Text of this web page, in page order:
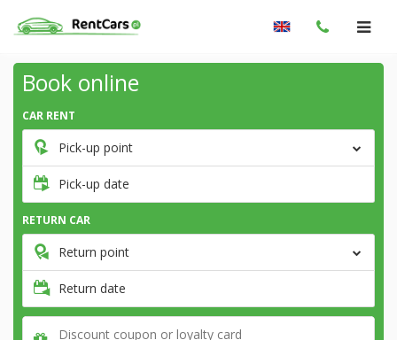
Book online
CAR RENT
Pick-up point
Pick-up date
RETURN CAR
Return point
Return date